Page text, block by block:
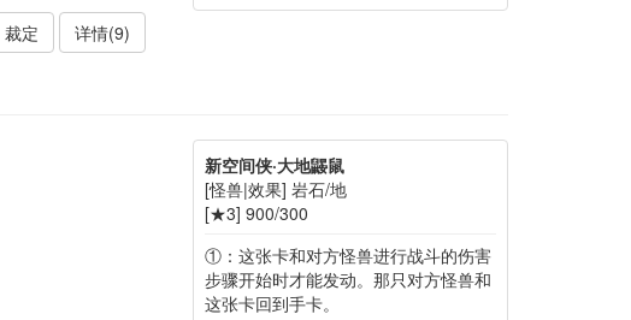
裁定 详情(9)
新空间侠·大地鼹鼠
[怪兽|效果] 岩石/地
[★3] 900/300
①：这张卡和对方怪兽进行战斗的伤害
步骤开始时才能发动。那只对方怪兽和
这张卡回到手卡。